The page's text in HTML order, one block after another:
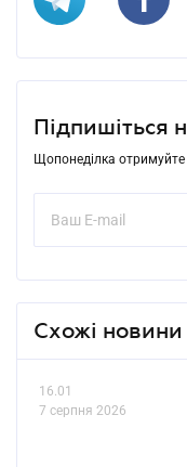
Підпишіться
Щопонеділка отримуйте
Схожі новини
16.01
7 серпня 2026